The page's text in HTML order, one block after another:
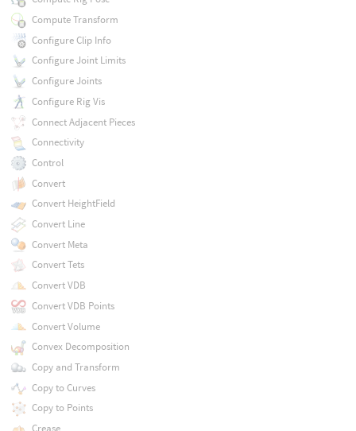
Compute Transform
Configure Clip Info
Configure Joint Limits
Configure Joints
Configure Rig Vis
Connect Adjacent Pieces
Connectivity
Control
Convert
Convert HeightField
Convert Line
Convert Meta
Convert Tets
Convert VDB
Convert VDB Points
Convert Volume
Convex Decomposition
Copy and Transform
Copy to Curves
Copy to Points
Crease